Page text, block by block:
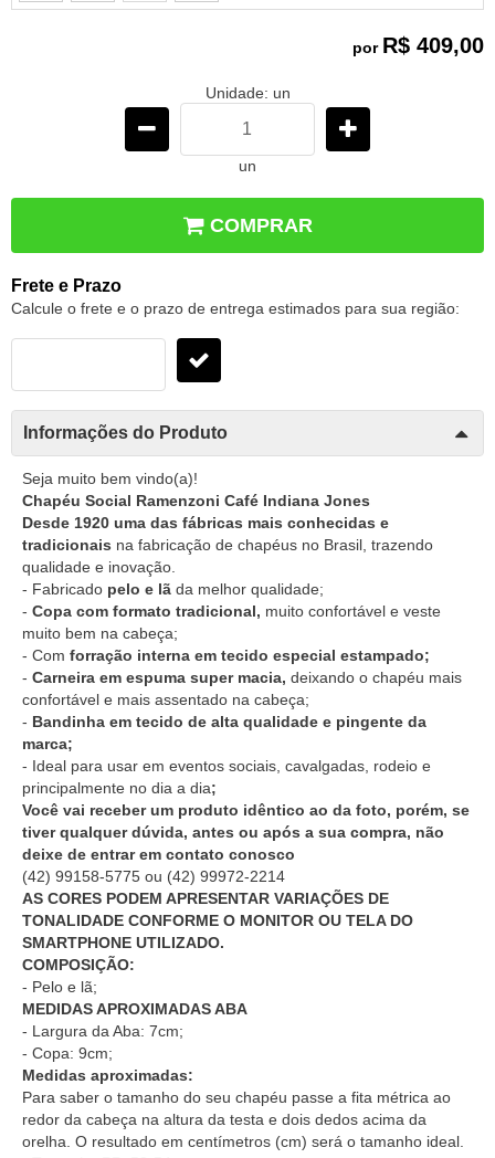
por R$ 409,00
Unidade: un
un
COMPRAR
Frete e Prazo
Calcule o frete e o prazo de entrega estimados para sua região:
Informações do Produto
Seja muito bem vindo(a)!
Chapéu Social Ramenzoni Café Indiana Jones
Desde 1920 uma das fábricas mais conhecidas e
tradicionais na fabricação de chapéus no Brasil, trazendo
qualidade e inovação.
- Fabricado pelo e lã da melhor qualidade;
- Copa com formato tradicional, muito confortável e veste
muito bem na cabeça;
- Com forração interna em tecido especial estampado;
- Carneira em espuma super macia, deixando o chapéu mais
confortável e mais assentado na cabeça;
- Bandinha em tecido de alta qualidade e pingente da
marca;
- Ideal para usar em eventos sociais, cavalgadas, rodeio e
principalmente no dia a dia;
Você vai receber um produto idêntico ao da foto, porém, se
tiver qualquer dúvida, antes ou após a sua compra, não
deixe de entrar em contato conosco
(42) 99158-5775 ou (42) 99972-2214
AS CORES PODEM APRESENTAR VARIAÇÕES DE
TONALIDADE CONFORME O MONITOR OU TELA DO
SMARTPHONE UTILIZADO.
COMPOSIÇÃO:
- Pelo e lã;
MEDIDAS APROXIMADAS ABA
- Largura da Aba: 7cm;
- Copa: 9cm;
Medidas aproximadas:
Para saber o tamanho do seu chapéu passe a fita métrica ao
redor da cabeça na altura da testa e dois dedos acima da
orelha. O resultado em centímetros (cm) será o tamanho ideal.